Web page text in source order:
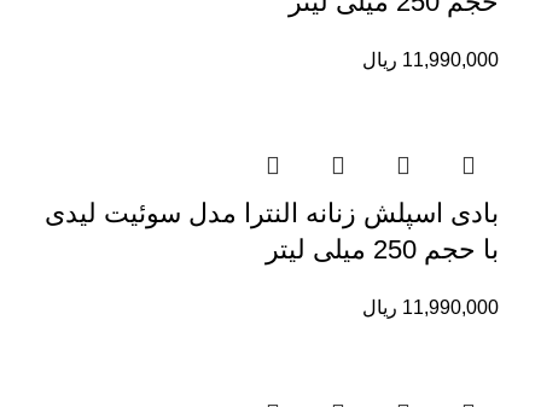
11,990,000 ریال
بادی اسپلش زنانه النترا مدل سوئیت لیدی
با حجم 250 میلی لیتر
11,990,000 ریال